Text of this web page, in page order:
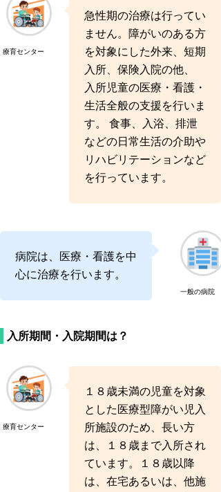
療育センター
急性期の治療は行ってい
ません。障がいのある方
を対象にした外来、短期
入所、保険入院の他、
入所児童の医療・看護・
生活全般の支援を行いま
す。 食事、入浴、排泄
などの日常生活の介助や
リハビリテーションなど
を行っています。
一般の病院
病院は、医療・看護を中
心に治療を行います。
入所期間・入院期間は？
療育センター
１８歳未満の児童を対象
とした医療型障がい児入
所施設のため、長い方
は、１８歳まで入所され
ています。１８歳以降
は、在宅あるいは、他施